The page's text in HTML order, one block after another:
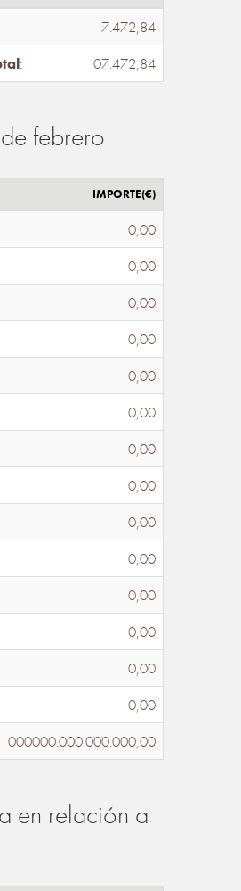
7.472,84
: 07.472,84
febrero
IMPORTE(€)
0,00
0,00
0,00
0,00
0,00
0,00
0,00
0,00
0,00
0,00
0,00
0,00
0,00
0,00
000000.000.000.000,00
en relación a